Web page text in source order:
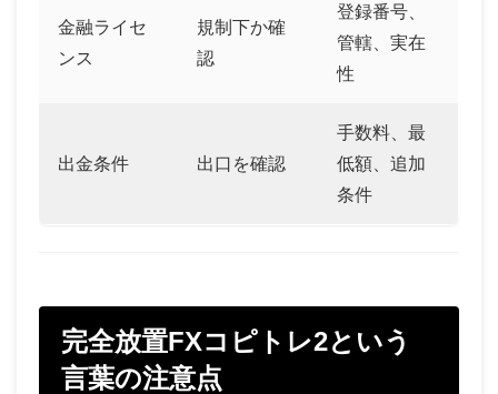
金融ライセ
ンス
規制下か確
認
登録番号、
管轄、実在
性
出金条件 出口を確認
手数料、最
低額、追加
条件
完全放置FXコピトレ2という
言葉の注意点